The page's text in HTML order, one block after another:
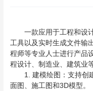
一款应用于工程和设计
工具以及实时生成文件输
程师等专业人士进行产品
程设计、制造业、建筑业
1. 建模绘图：支持创建
面图、施工图和3D模型。